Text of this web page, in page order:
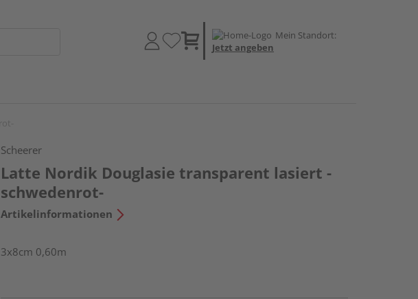
Mein Standort:
Jetzt angeben
Scheerer
Latte Nordik Douglasie transparent lasiert -
schwedenrot-
Artikelinformationen
3x8cm 0,60m